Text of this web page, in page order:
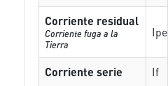
Corriente residual
Corriente fuga a la
Tierra
Ipe
Corriente serie If